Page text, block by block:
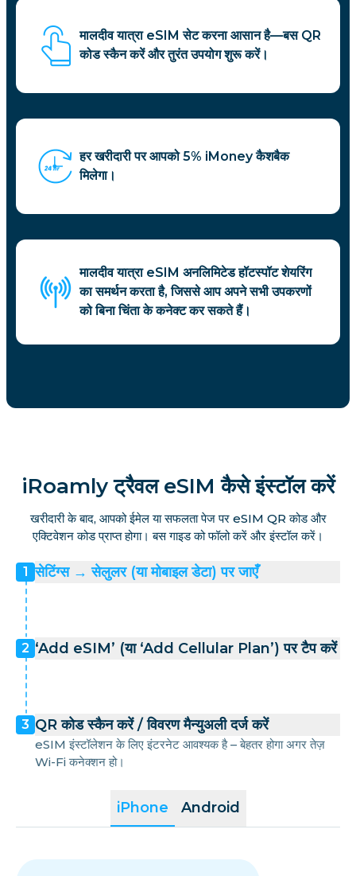
मालदीव यात्रा eSIM सेट करना आसान है—बस QR
कोड स्कैन करें और तुरंत उपयोग शुरू करें।
हर खरीदारी पर आपको 5% iMoney कैशबैक
मिलेगा।
मालदीव यात्रा eSIM अनलिमिटेड हॉटस्पॉट शेयरिंग
का समर्थन करता है, जिससे आप अपने सभी उपकरणों
को बिना चिंता के कनेक्ट कर सकते हैं।
iRoamly ट्रैवल eSIM कैसे इंस्टॉल करें
खरीदारी के बाद, आपको ईमेल या सफलता पेज पर eSIM QR कोड और
एक्टिवेशन कोड प्राप्त होगा। बस गाइड को फॉलो करें और इंस्टॉल करें।
iPhone Android
1 सेटिंग्स → सेलुलर (या मोबाइल डेटा) पर जाएँ
2 ‘Add eSIM’ (या ‘Add Cellular Plan’) पर टैप करें
3 QR कोड स्कैन करें / विवरण मैन्युअली दर्ज करें
eSIM इंस्टॉलेशन के लिए इंटरनेट आवश्यक है – बेहतर होगा अगर तेज़
Wi-Fi कनेक्शन हो।